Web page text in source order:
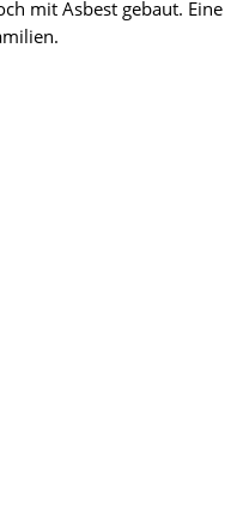
mit Asbest gebaut. Eine